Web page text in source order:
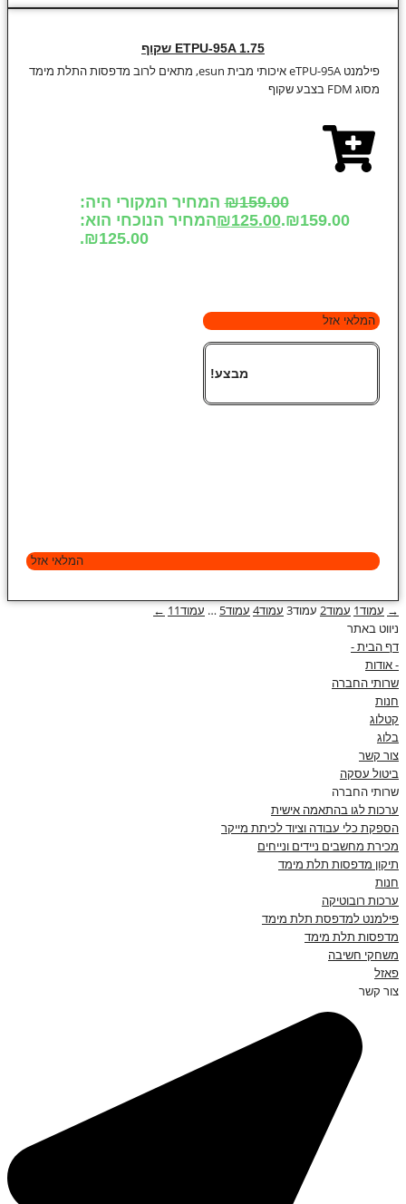
ETPU-95A 1.75 שקוף
פילמנט eTPU-95A איכותי מבית esun, מתאים לרוב מדפסות התלת מימד
מסוג FDM בצבע שקוף
₪159.00
המחיר המקורי היה:
₪159.00.
₪125.00
המחיר הנוכחי הוא:
₪125.00.
המלאי אזל
מבצע!
המלאי אזל
→ עמוד1 עמוד2 עמוד3 עמוד4 עמוד5
… עמוד11
←
ניווט באתר
דף הבית -
- אודות
שרותי החברה
חנות
קטלוג
בלוג
צור קשר
ביטול עסקה
שרותי החברה
ערכות לגו בהתאמה אישית
הספקת כלי עבודה וציוד לכיתת מייקר
מכירת מחשבים ניידים ונייחים
תיקון מדפסות תלת מימד
חנות
ערכות רובוטיקה
פילמנט למדפסת תלת מימד
מדפסות תלת מימד
משחקי חשיבה
פאזל
צור קשר